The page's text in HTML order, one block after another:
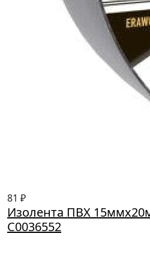
81 ₽
Изолента ПВХ
C0036552